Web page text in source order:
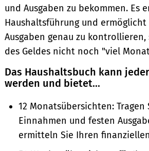
und Ausgaben zu bekommen. Es
Haushaltsführung und
Ausgaben genau zu kontrollieren,
des Geldes nicht noch "viel
Das Haushaltsbuch kann
werden und bietet...
12 Monatsübersichten: Tragen
Einnahmen und festen
ermitteln Sie Ihren